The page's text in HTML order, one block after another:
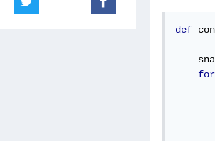
def
for